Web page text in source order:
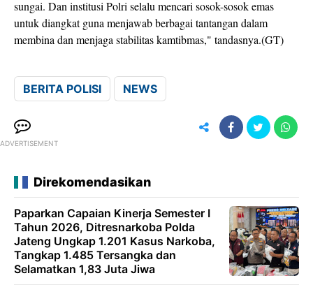
sungai. Dan institusi Polri selalu mencari sosok-sosok emas
untuk diangkat guna menjawab berbagai tantangan dalam
membina dan menjaga stabilitas kamtibmas," tandasnya.(GT)
BERITA POLISI NEWS
ADVERTISEMENT
Direkomendasikan
Paparkan Capaian Kinerja Semester I
Tahun 2026, Ditresnarkoba Polda
Jateng Ungkap 1.201 Kasus Narkoba,
Tangkap 1.485 Tersangka dan
Selamatkan 1,83 Juta Jiwa